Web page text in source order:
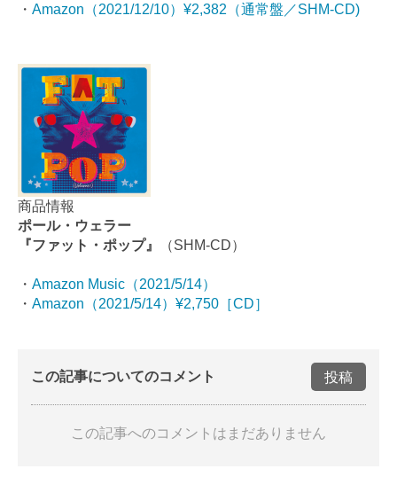
・ Amazon（2021/12/10）¥2,382（通常盤／SHM-CD)
商品情報
ポール・ウェラー
『ファット・ポップ』
（SHM-CD）
・ Amazon Music（2021/5/14）
・ Amazon（2021/5/14）¥2,750［CD］
この記事についてのコメント 投稿
この記事へのコメントはまだありません